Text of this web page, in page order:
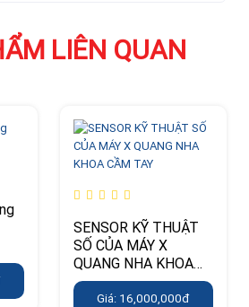
LIÊN QUAN
SENSOR KỸ THUẬT
SỐ CỦA MÁY X
QUANG NHA KHOA
CẦM TAY
Giá: 16,000,000đ